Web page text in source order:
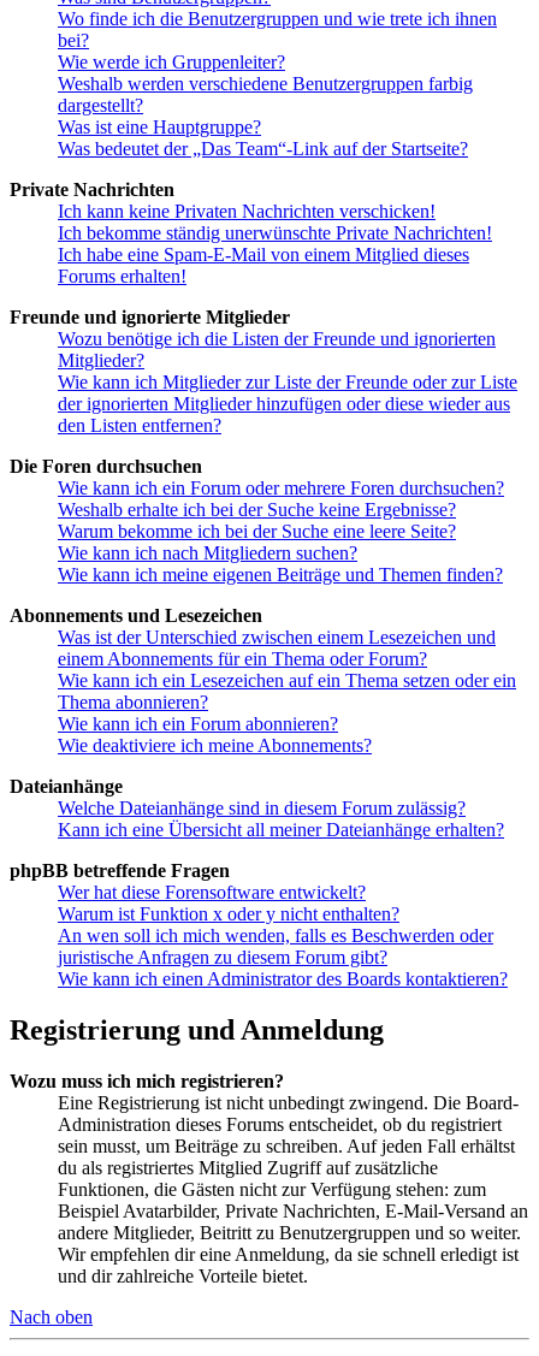
Wo finde ich die Benutzergruppen und wie trete ich ihnen
bei?
Wie werde ich Gruppenleiter?
Weshalb werden verschiedene Benutzergruppen farbig
dargestellt?
Was ist eine Hauptgruppe?
Was bedeutet der „Das Team“-Link auf der Startseite?
Private Nachrichten
Ich kann keine Privaten Nachrichten verschicken!
Ich bekomme ständig unerwünschte Private Nachrichten!
Ich habe eine Spam-E-Mail von einem Mitglied dieses
Forums erhalten!
Freunde und ignorierte Mitglieder
Wozu benötige ich die Listen der Freunde und ignorierten
Mitglieder?
Wie kann ich Mitglieder zur Liste der Freunde oder zur Liste
der ignorierten Mitglieder hinzufügen oder diese wieder aus
den Listen entfernen?
Die Foren durchsuchen
Wie kann ich ein Forum oder mehrere Foren durchsuchen?
Weshalb erhalte ich bei der Suche keine Ergebnisse?
Warum bekomme ich bei der Suche eine leere Seite?
Wie kann ich nach Mitgliedern suchen?
Wie kann ich meine eigenen Beiträge und Themen finden?
Abonnements und Lesezeichen
Was ist der Unterschied zwischen einem Lesezeichen und
einem Abonnements für ein Thema oder Forum?
Wie kann ich ein Lesezeichen auf ein Thema setzen oder ein
Thema abonnieren?
Wie kann ich ein Forum abonnieren?
Wie deaktiviere ich meine Abonnements?
Dateianhänge
Welche Dateianhänge sind in diesem Forum zulässig?
Kann ich eine Übersicht all meiner Dateianhänge erhalten?
phpBB betreffende Fragen
Wer hat diese Forensoftware entwickelt?
Warum ist Funktion x oder y nicht enthalten?
An wen soll ich mich wenden, falls es Beschwerden oder
juristische Anfragen zu diesem Forum gibt?
Wie kann ich einen Administrator des Boards kontaktieren?
Registrierung und Anmeldung
Wozu muss ich mich registrieren?
Eine Registrierung ist nicht unbedingt zwingend. Die Board-
Administration dieses Forums entscheidet, ob du registriert
sein musst, um Beiträge zu schreiben. Auf jeden Fall erhältst
du als registriertes Mitglied Zugriff auf zusätzliche
Funktionen, die Gästen nicht zur Verfügung stehen: zum
Beispiel Avatarbilder, Private Nachrichten, E-Mail-Versand an
andere Mitglieder, Beitritt zu Benutzergruppen und so weiter.
Wir empfehlen dir eine Anmeldung, da sie schnell erledigt ist
und dir zahlreiche Vorteile bietet.
Nach oben